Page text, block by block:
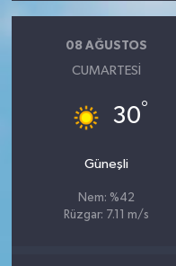
08 AĞUSTOS
CUMARTESI
30°
Güneşli
Nem: %42
Rüzgar: 7.11 m/s